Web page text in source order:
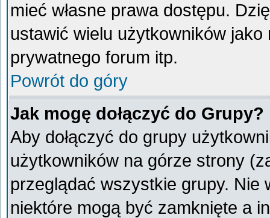
mieć własne prawa dostępu.
ustawić wielu użytkowników
prywatnego forum itp.
Powrót do góry
Jak mogę dołączyć do Grupy?
Aby dołączyć do grupy
użytkowników na górze strony
przeglądać wszystkie grupy.
niektóre mogą być zamknięte a